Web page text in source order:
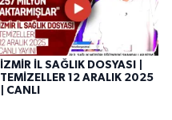
İZMİR İL SAĞLIK DOSYASI |
TEMİZELLER 12 ARALIK 2025
| CANLI